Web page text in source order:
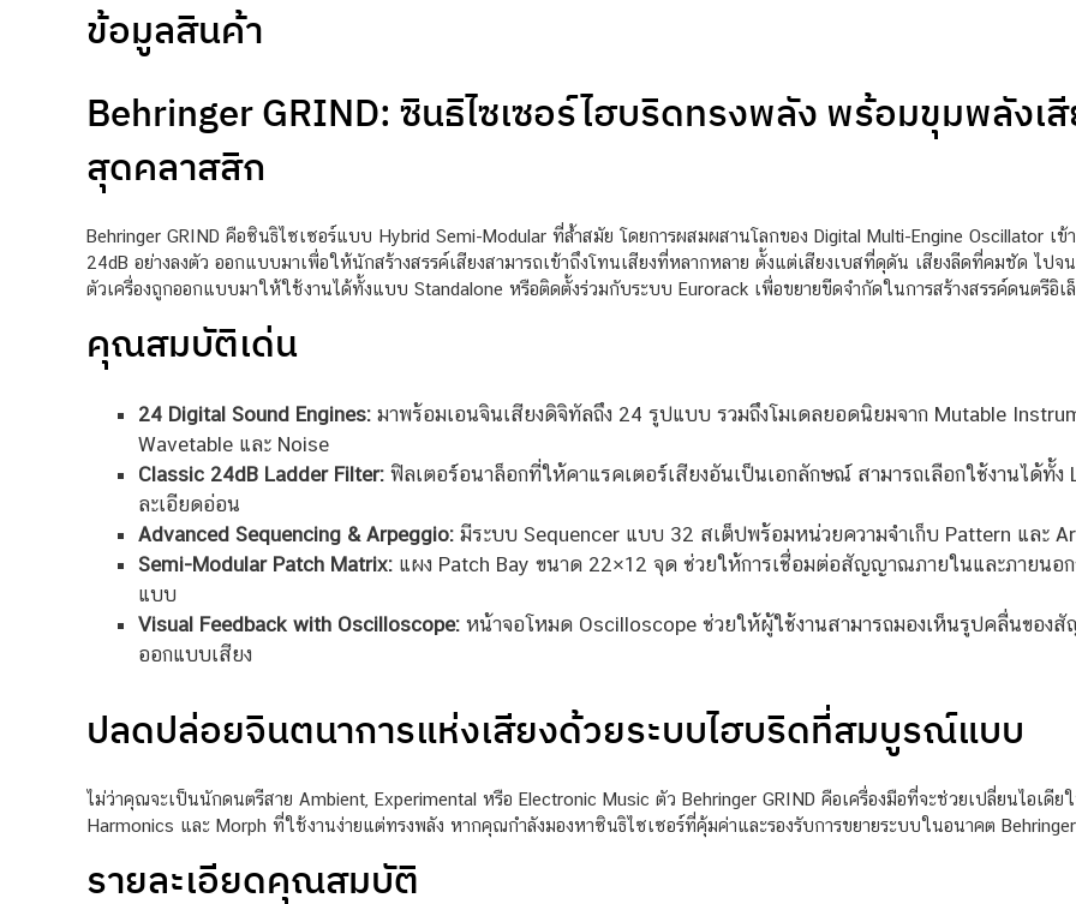
ข้อมูลสินค้า
Behringer GRIND: ซินธิไซเซอร์ไฮบริดทรงพลัง พร้อมขุมพลังเ
สุดคลาสสิก
Behringer GRIND คือซินธิไซเซอร์แบบ Hybrid Semi-Modular ที่ล้ำสมัย โดยการผสมผสานโลกของ Digital Multi-Engine Oscillator เ
24dB อย่างลงตัว ออกแบบมาเพื่อให้นักสร้างสรรค์เสียงสามารถเข้าถึงโทนเสียงที่หลากหลาย ตั้งแต่เสียงเบสที่ดุดัน เสียงลีดที่คมชัด ไป
ตัวเครื่องถูกออกแบบมาให้ใช้งานได้ทั้งแบบ Standalone หรือติดตั้งร่วมกับระบบ Eurorack เพื่อขยายขีดจำกัดในการสร้างสรรค์ดนตรีอิเ
คุณสมบัติเด่น
24 Digital Sound Engines:มาพร้อมเอนจินเสียงดิจิทัลถึง 24 รูปแบบ รวมถึงโมเดลยอดนิยมจาก Mutable
Wavetable และ Noise
Classic 24dB Ladder Filter:ฟิลเตอร์อนาล็อกที่ให้คาแรคเตอร์เสียงอันเป็นเอกลักษณ์ สามารถเลือกใช้งานได้ทั้ง
ละเอียดอ่อน
Advanced Sequencing & Arpeggio:มีระบบ Sequencer แบบ 32 สเต็ปพร้อมหน่วยความจำเก็บ Pattern และ
Semi-Modular Patch Matrix:แผง Patch Bay ขนาด 22×12 จุด ช่วยให้การเชื่อมต่อสัญญาณภายในและภายน
แบบ
Visual Feedback with Oscilloscope:หน้าจอโหมด Oscilloscope ช่วยให้ผู้ใช้งานสามารถมองเห็นรูปคลื่นของ
ออกแบบเสียง
ปลดปล่อยจินตนาการแห่งเสียงด้วยระบบไฮบริดที่สมบูรณ์แบบ
ไม่ว่าคุณจะเป็นนักดนตรีสาย Ambient, Experimental หรือ Electronic Music ตัว Behringer GRIND คือเครื่องมือที่จะช่วยเปลี่ยนไอเ
Harmonics และ Morph ที่ใช้งานง่ายแต่ทรงพลัง หากคุณกำลังมองหาซินธิไซเซอร์ที่คุ้มค่าและรองรับการขยายระบบในอนาคต
รายละเอียดคุณสมบัติ